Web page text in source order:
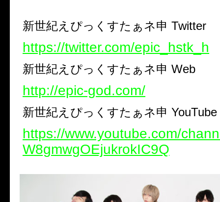
新世紀えぴっくすたぁネ申 Twitter
https://twitter.com/epic_hstk_h
新世紀えぴっくすたぁネ申 Web
http://epic-god.com/
新世紀えぴっくすたぁネ申
https://www.youtube.com/
W8gmwgOEjukrokIC9Q